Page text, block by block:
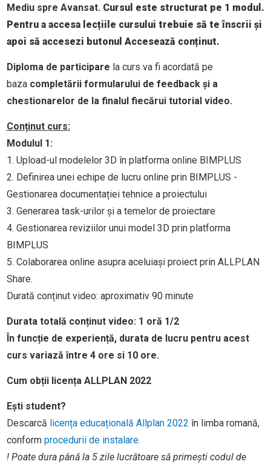
Mediu spre Avansat. Cursul este structurat pe 1 modul.
Pentru a accesa lecțiile cursului trebuie să te înscrii și
apoi să accesezi butonul Accesează conținut.
Diploma de participare la curs va fi acordată pe
baza completării formularului de feedback și a
chestionarelor de la finalul fiecărui tutorial video.
Conținut curs:
Modulul 1:
1. Upload-ul modelelor 3D în platforma online BIMPLUS
2. Definirea unei echipe de lucru online prin BIMPLUS -
Gestionarea documentației tehnice a proiectului
3. Generarea task-urilor și a temelor de proiectare
4. Gestionarea reviziilor unui model 3D prin platforma
BIMPLUS
5. Colaborarea online asupra aceluiași proiect prin ALLPLAN
Share.
Durată conținut video: aproximativ 90 minute
Durata totală conținut video:1 oră 1/2
În funcție de experiență, durata de lucru pentru acest
curs variază între 4 ore si 10 ore.
Cum obții licența ALLPLAN 2022
Ești student?
Descarcă licența educațională Allplan 2022 în limba romană,
conform procedurii de instalare.
! Poate dura până la 5 zile lucrătoare să primești codul de